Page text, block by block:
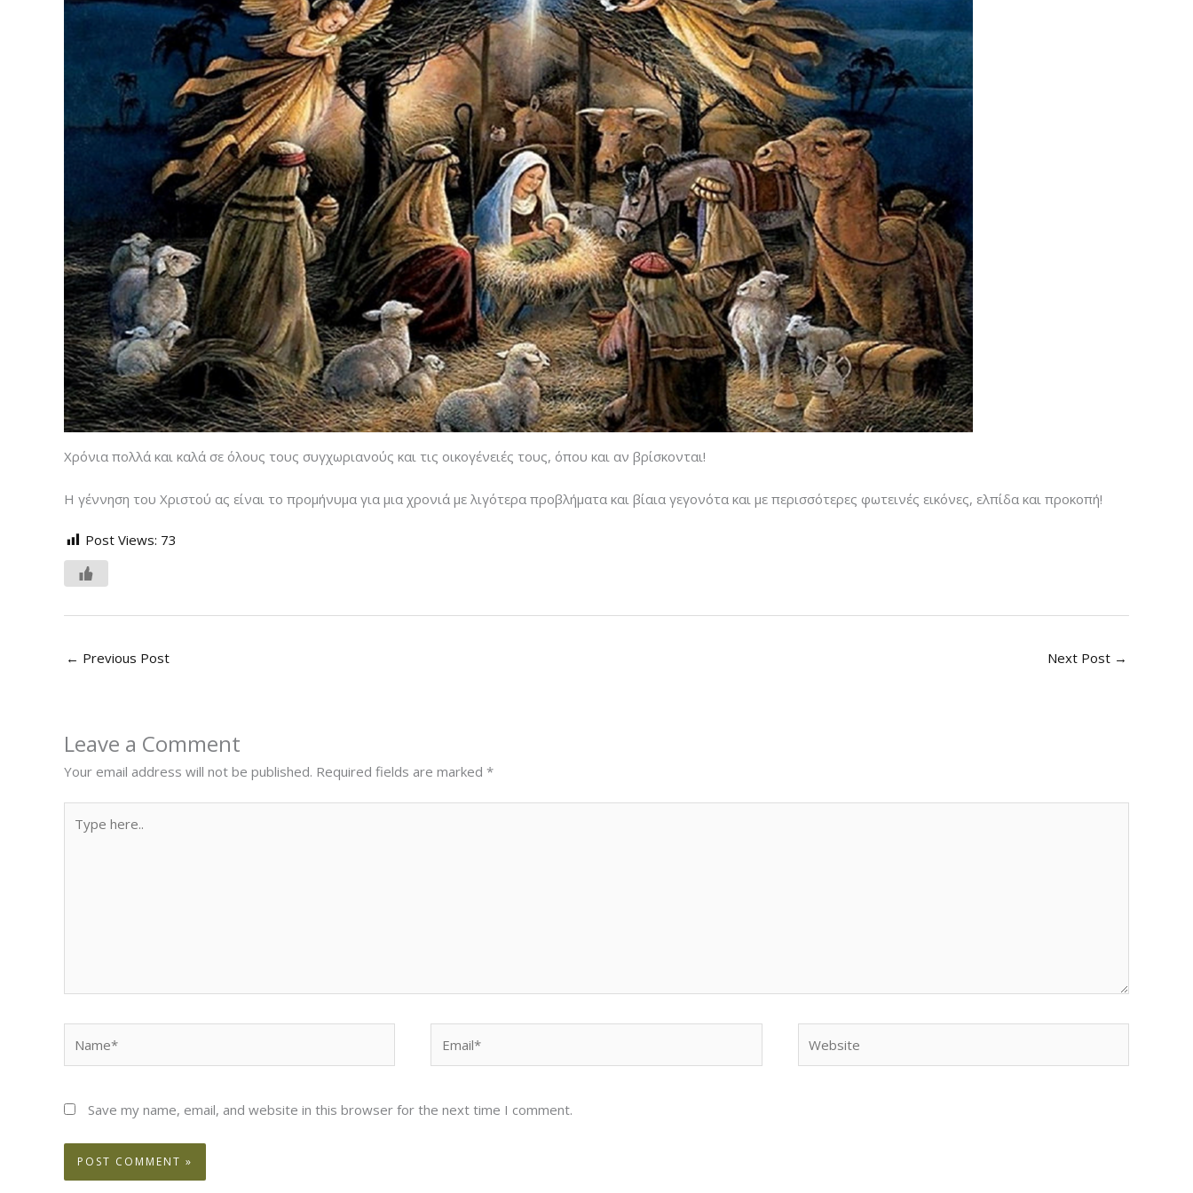
Χρόνια πολλά και καλά σε όλους τους συγχωριανούς και τις οικογένειές τους, όπου και αν βρίσκονται!
Η γέννηση του Χριστού ας είναι το προμήνυμα για μια χρονιά με λιγότερα προβλήματα και βίαια γεγονότα και με περισσότερες φωτεινές εικόνες, ελπίδα και προκοπή!
Post Views: 73
← Previous Post Next Post →
Leave a Comment
Your email address will not be published. Required fields are marked *
here..
Save my name, email, and website in this browser for the next time I comment.